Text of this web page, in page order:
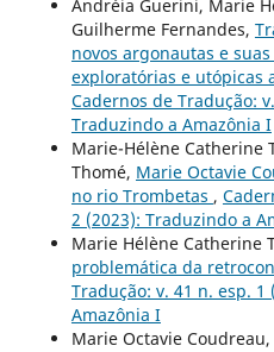
Andréia Guerini, Marie
Guilherme Fernandes,
novos argonautas e
exploratórias e utópicas
Cadernos de Tradução:
Traduzindo a Amazônia I
Marie-Hélène Catherine
Thomé, Marie Octavie
no rio Trombetas ,
2 (2023): Traduzindo a
Marie Hélène Catherine
problemática da
Tradução: v. 41 n. esp. 1
Amazônia I
Marie Octavie